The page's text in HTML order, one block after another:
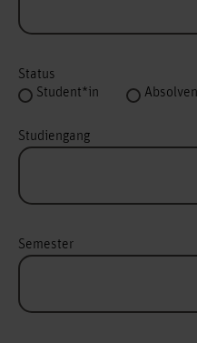
Status
Student*in
Studiengang
Semester